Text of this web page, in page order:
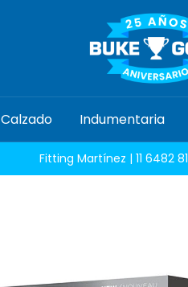
Calzado Indumentaria
Fitting Martínez | 11 6482 8161